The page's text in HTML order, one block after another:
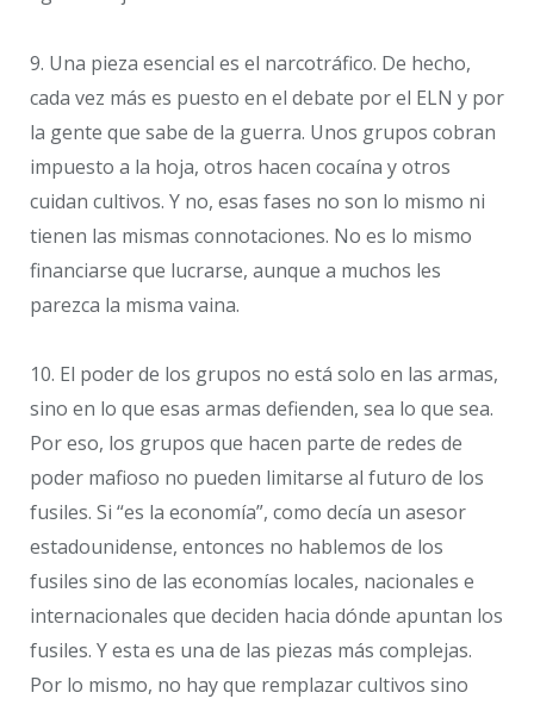
9. Una pieza esencial es el narcotráfico. De hecho,
cada vez más es puesto en el debate por el ELN y por
la gente que sabe de la guerra. Unos grupos cobran
impuesto a la hoja, otros hacen cocaína y otros
cuidan cultivos. Y no, esas fases no son lo mismo ni
tienen las mismas connotaciones. No es lo mismo
financiarse que lucrarse, aunque a muchos les
parezca la misma vaina.
10. El poder de los grupos no está solo en las armas,
sino en lo que esas armas defienden, sea lo que sea.
Por eso, los grupos que hacen parte de redes de
poder mafioso no pueden limitarse al futuro de los
fusiles. Si “es la economía”, como decía un asesor
estadounidense, entonces no hablemos de los
fusiles sino de las economías locales, nacionales e
internacionales que deciden hacia dónde apuntan los
fusiles. Y esta es una de las piezas más complejas.
Por lo mismo, no hay que remplazar cultivos sino